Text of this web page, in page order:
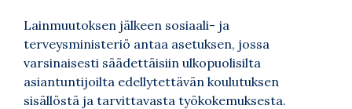
Lainmuutoksen jälkeen sosiaali- ja
terveysministeriö antaa asetuksen, jossa
varsinaisesti säädettäisiin ulkopuolisilta
asiantuntijoilta edellytettävän koulutuksen
sisällöstä ja tarvittavasta työkokemuksesta.